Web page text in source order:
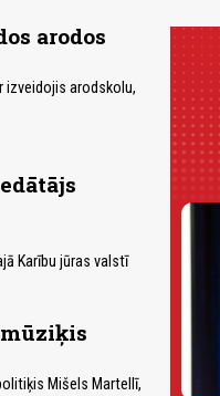
arodos
izveidojis arodskolu,
Karību jūras valstī
Mišels Martellī,